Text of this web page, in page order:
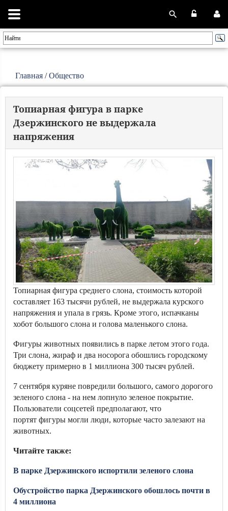
Главная /Общество
Топиарная фигура в парке
Дзержинского не выдержала
напряжения
Топиарная фигура среднего слона, стоимость которой
составляет 163 тысячи рублей, не выдержала курского
напряжения и упала в грязь. Кроме этого, испачканы
хобот большого слона и голова маленького слона.
Фигуры животных появились в парке летом этого года.
Три слона, жираф и два носорога обошлись городскому
бюджету примерно в 1 миллиона 300 тысяч рублей.
7 сентября куряне повредили большого, самого дорогого
зеленого слона - на нем лопнуло зеленое покрытие.
Пользователи соцсетей предполагают, что
портят фигуры могли люди, которые часто залезают на
животных.
Читайте также:
В парке Дзержинского испортили зеленого слона
Обустройство парка Дзержинского обошлось почти в
4 миллиона